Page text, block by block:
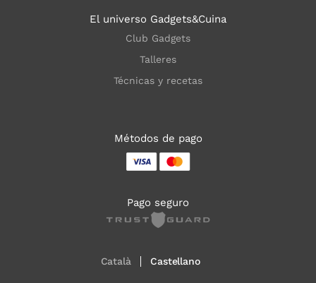
El universo Gadgets&Cuina
Club Gadgets
Talleres
Técnicas y recetas
Métodos de pago
Pago seguro
Català Castellano